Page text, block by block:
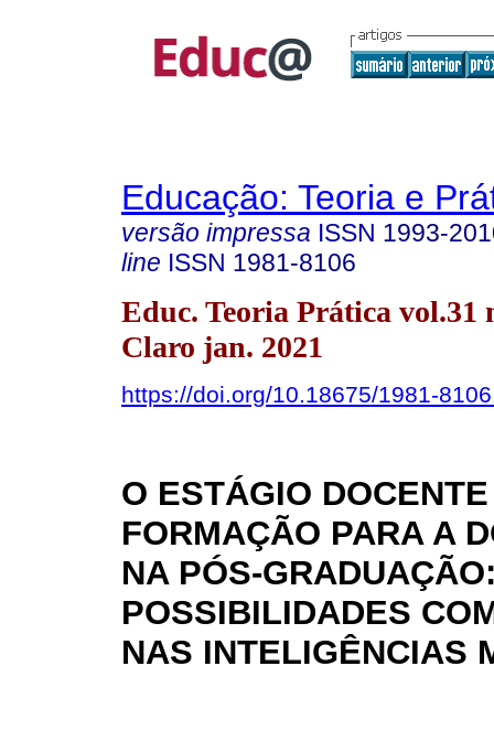
Educação: Teoria e
versão impressa ISSN 1993-
line ISSN 1981-8106
Educ. Teoria Prática vol.31
Claro jan. 2021
https://doi.org/10.18675/1981-
O ESTÁGIO
FORMAÇÃO PARA A
NA PÓS-
POSSIBILIDADES
NAS INTELIGÊNCIAS